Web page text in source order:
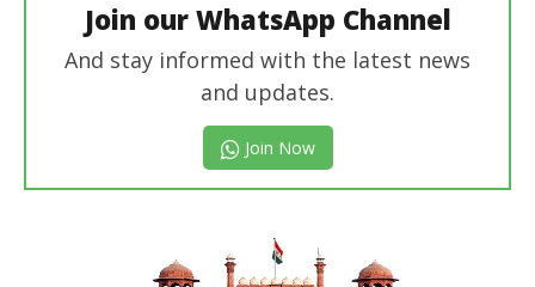
Join our WhatsApp Channel
And stay informed with the latest news
and updates.
Join Now